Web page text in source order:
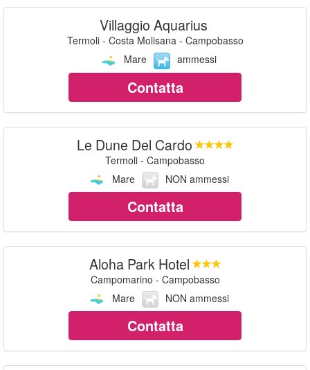
Villaggio Aquarius
Termoli - Costa Molisana - Campobasso
Mare
ammessi
Contatta
Le Dune Del Cardo
Termoli - Campobasso
Mare
NON ammessi
Contatta
Aloha Park Hotel
Campomarino - Campobasso
Mare
NON ammessi
Contatta